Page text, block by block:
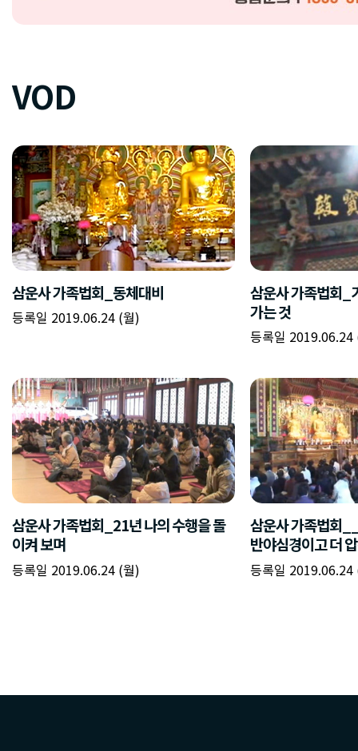
VOD
삼운사 가족법회_동체대비
등록일 2019.06.24 (월)
삼운사 가족법회_
가는 것
등록일 2019.06.24
삼운사 가족법회_21년 나의 수행을 돌
이켜 보며
등록일 2019.06.24 (월)
삼운사 가족법회
반야심경이고 더
등록일 2019.06.24